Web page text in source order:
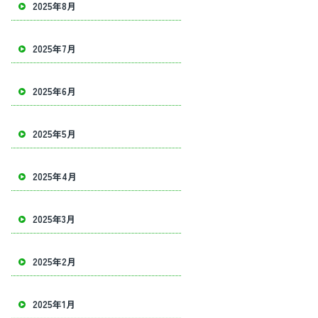
2025年8月
2025年7月
2025年6月
2025年5月
2025年4月
2025年3月
2025年2月
2025年1月